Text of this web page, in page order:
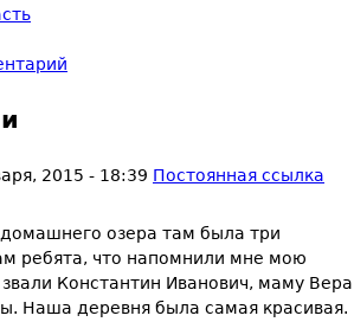
2015 - 18:39 Постоянная ссылка
озера там была три
ребята, что напомнили мне мою
Константин Иванович, маму Вера
Наша деревня была самая красивая.